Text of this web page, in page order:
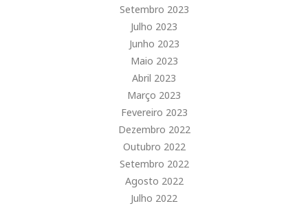
Setembro 2023
Julho 2023
Junho 2023
Maio 2023
Abril 2023
Março 2023
Fevereiro 2023
Dezembro 2022
Outubro 2022
Setembro 2022
Agosto 2022
Julho 2022